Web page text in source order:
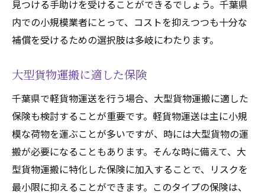
見つける手助けを受けることができるでしょう。千葉県
内での小規模業者にとって、コストを抑えつつも十分な
補償を受けるための選択肢は多岐にわたります。
大型貨物運搬に適した保険
千葉県で軽貨物運送を行う場合、大型貨物運搬に適した
保険も検討することが重要です。軽貨物運送は主に小規
模な荷物を運ぶことが多いですが、時には大型貨物の運
搬が必要になることもあります。そんな時に備えて、大
型貨物運搬に特化した保険に加入することで、リスクを
最小限に抑えることができます。このタイプの保険は、